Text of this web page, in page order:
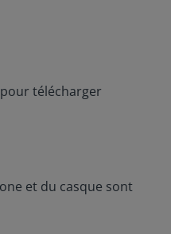
télécharger
et du casque sont